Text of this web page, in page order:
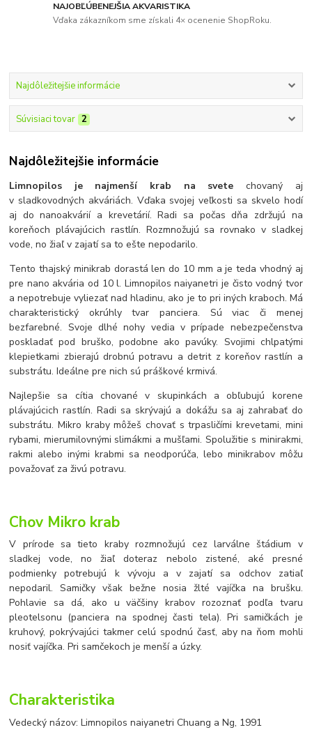
NAJOBĽÚBENEJŠIA AKVARISTIKA
Vďaka zákazníkom sme získali 4× ocenenie ShopRoku.
Najdôležitejšie informácie
Súvisiaci tovar 2
Najdôležitejšie informácie
Limnopilos je najmenší krab na svete chovaný aj
v sladkovodných akváriách. Vďaka svojej veľkosti sa skvelo hodí
aj do nanoakvárií a krevetárií. Radi sa počas dňa zdržujú na
koreňoch plávajúcich rastlín. Rozmnožujú sa rovnako v sladkej
vode, no žiaľ v zajatí sa to ešte nepodarilo.
Tento thajský minikrab dorastá len do 10 mm a je teda vhodný aj
pre nano akvária od 10 l. Limnopilos naiyanetri je čisto vodný tvor
a nepotrebuje vyliezať nad hladinu, ako je to pri iných kraboch. Má
charakteristický okrúhly tvar panciera. Sú viac či menej
bezfarebné. Svoje dlhé nohy vedia v prípade nebezpečenstva
poskladať pod bruško, podobne ako pavúky. Svojimi chlpatými
klepietkami zbierajú drobnú potravu a detrit z koreňov rastlín a
substrátu. Ideálne pre nich sú práškové krmivá.
Najlepšie sa cítia chované v skupinkách a obľubujú korene
plávajúcich rastlín. Radi sa skrývajú a dokážu sa aj zahrabať do
substrátu. Mikro kraby môžeš chovať s trpasličími krevetami, mini
rybami, mierumilovnými slimákmi a mušľami. Spolužitie s minirakmi,
rakmi alebo inými krabmi sa neodporúča, lebo minikrabov môžu
považovať za živú potravu.
Chov Mikro krab
V prírode sa tieto kraby rozmnožujú cez larválne štádium v
sladkej vode, no žiaľ doteraz nebolo zistené, aké presné
podmienky potrebujú k vývoju a v zajatí sa odchov zatiaľ
nepodaril. Samičky však bežne nosia žlté vajíčka na brušku.
Pohlavie sa dá, ako u väčšiny krabov rozoznať podľa tvaru
pleotelsonu (panciera na spodnej časti tela). Pri samičkách je
kruhový, pokrývajúci takmer celú spodnú časť, aby na ňom mohli
nosiť vajíčka. Pri samčekoch je menší a úzky.
Charakteristika
Vedecký názov: Limnopilos naiyanetri Chuang a Ng, 1991